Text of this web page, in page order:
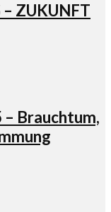
ZUKUNFT
Brauchtum,